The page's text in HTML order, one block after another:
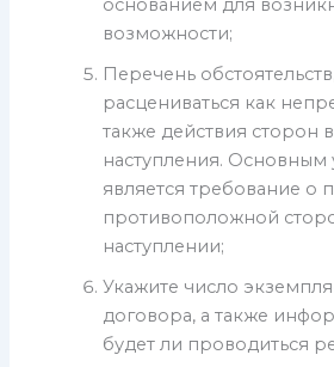
основанием для
возможности;
Перечень
расцениваться как
также действия сторон
наступления.
является требование о
противоположной
наступлении;
Укажите число
договора, а также
будет ли проводиться